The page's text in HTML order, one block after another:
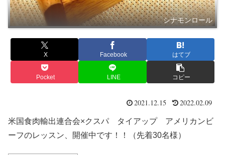
シナモンロール
X Facebook はてブ
Pocket LINE コピー
2021.12.15 2022.02.09
米国食肉輸出連合会×クスパ タイアップ アメリカンビ
ーフのレッスン、開催中です！！（先着30名様）